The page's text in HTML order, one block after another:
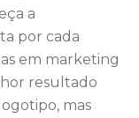
a
por cada
em marketing
resultado
mas